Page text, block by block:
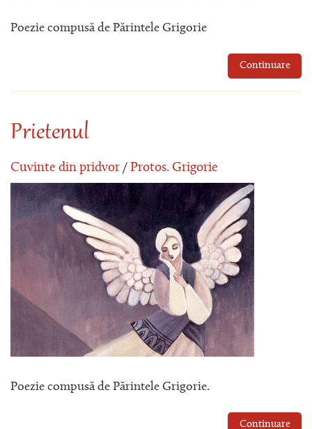
Poezie compusă de Părintele Grigorie
Continuare
Prietenul
Cuvinte din pridvor / Protos. Grigorie
Poezie compusă de Părintele Grigorie.
Continuare